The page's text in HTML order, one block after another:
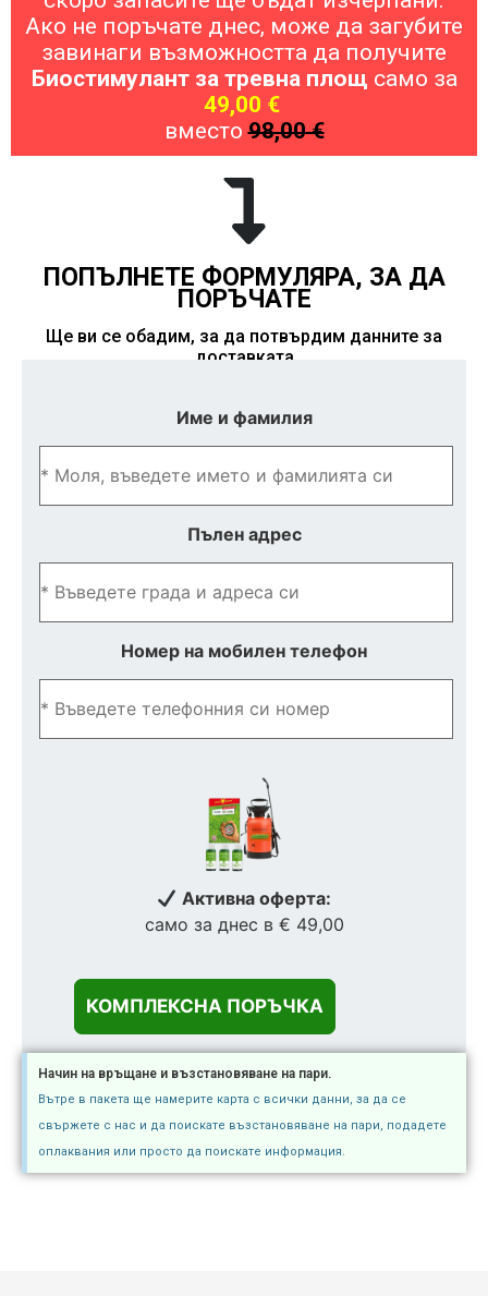
Ако не поръчате днес, може да загубите
завинаги възможността да получите
Биостимулант за тревна площ само за
49,00 €
вместо98,00 €
ПОПЪЛНЕТЕ ФОРМУЛЯРА, ЗА ДА
ПОРЪЧАТЕ
Ще ви се обадим, за да потвърдим данните за
доставката
Име и фамилия
Пълен адрес
Номер на мобилен телефон
Активна оферта:
само за днес в € 49,00
Начин на връщане и възстановяване на пари.
Вътре в пакета ще намерите карта с всички данни, за да се
свържете с нас и да поискате възстановяване на пари, подадете
оплаквания или просто да поискате информация.